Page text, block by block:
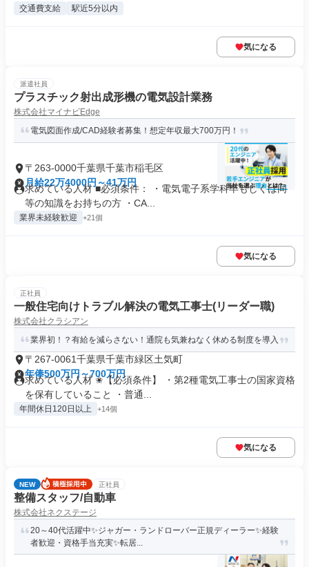
交通費支給 駅近5分以内
気になる
派遣社員
プラスチック射出成形機の電気設計業務
株式会社マイナビEdge
電気図面作成/CAD経験者募集！想定年収最大700万円！
〒263-0000千葉県千葉市稲毛区
月給22万4000円～41万円
求めている人材 ■必須条件： ・電気電子系学科卒もしくは同
等の知識をお持ちの方 ・CA...
業界未経験歓迎 +21個
気になる
正社員
一般住宅向けトラブル解決の電気工事士(リーダー職)
株式会社クラシアン
業界初！？有給を減らさない！通院も気兼ねなく休める制度を導入
〒267-0061千葉県千葉市緑区土気町
年俸500万円～700万円
求めている人材 ✬【必須条件】 ・第2種電気工事士の国家資格
を保有していること ・普通...
年間休日120日以上 +14個
気になる
NEW 正社員
整備スタッフ/自動車
株式会社ネクステージ
20～40代活躍中✨ジャガー・ランドローバー正規ディーラー✨経験
者歓迎・資格手当充実✨転居...